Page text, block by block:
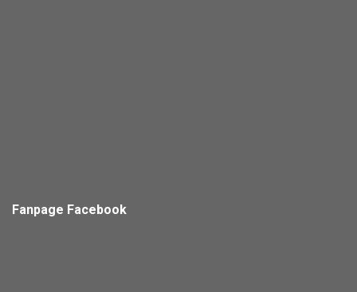
Fanpage Facebook